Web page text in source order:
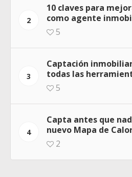
2
10 claves para
como agente
5
3
Captación
todas las
5
4
Capta antes que
nuevo Mapa de
2